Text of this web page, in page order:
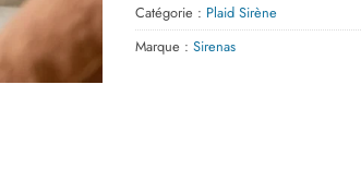
Catégorie : Plaid Sirène
Marque : Sirenas